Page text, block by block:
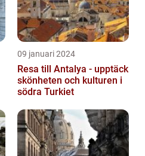
09 januari 2024
Resa till Antalya - upptäck
skönheten och kulturen i
södra Turkiet